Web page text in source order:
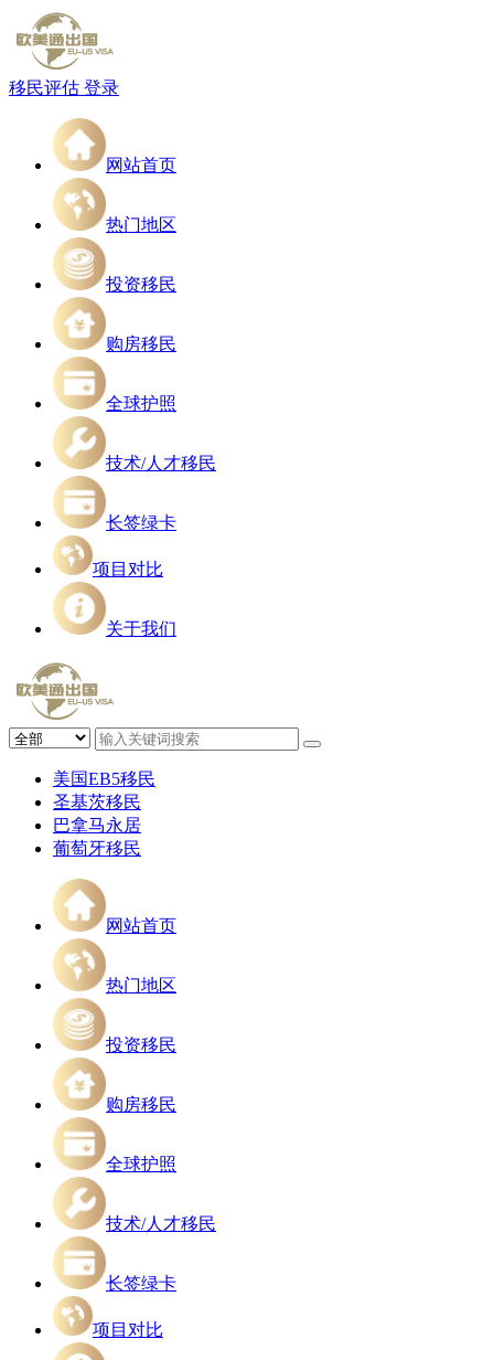
移民评估 登录
网站首页
热门地区
投资移民
购房移民
全球护照
技术/人才移民
长签绿卡
项目对比
关于我们
美国EB5移民
圣基茨移民
巴拿马永居
葡萄牙移民
网站首页
热门地区
投资移民
购房移民
全球护照
技术/人才移民
长签绿卡
项目对比